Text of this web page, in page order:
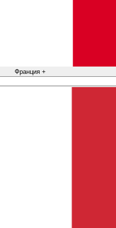
Франция +